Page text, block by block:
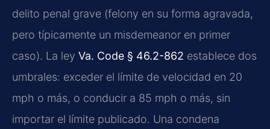
delito penal grave (felony en su forma agravada,
pero típicamente un misdemeanor en primer
caso). La ley Va. Code § 46.2-862 establece dos
umbrales: exceder el límite de velocidad en 20
mph o más, o conducir a 85 mph o más, sin
importar el límite publicado. Una condena